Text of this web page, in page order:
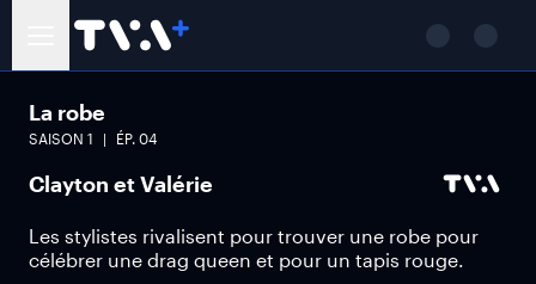
La robe
SAISON 1 ÉP. 04
Clayton et Valérie
Les stylistes rivalisent pour trouver une robe pour
célébrer une drag queen et pour un tapis rouge.